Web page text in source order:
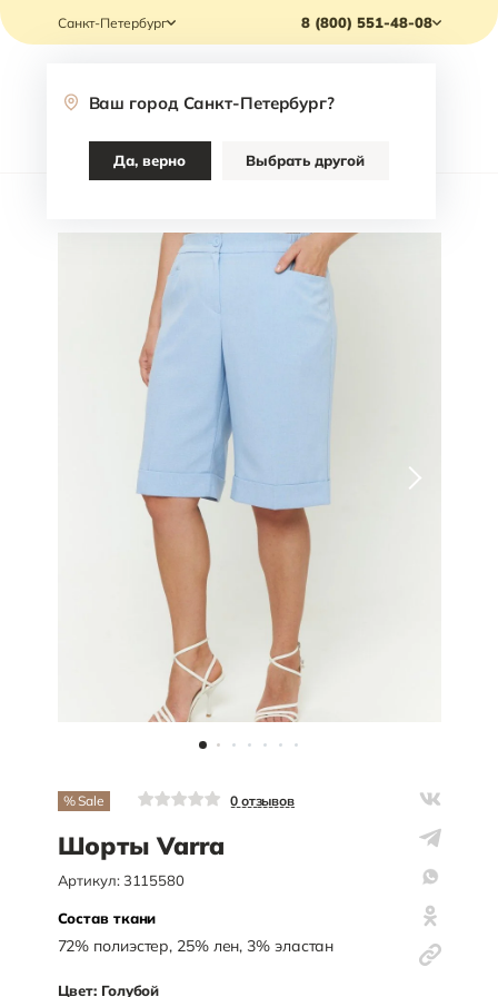
Санкт-Петербург
Ваш город Санкт-Петербург?
Да, верно Выбрать другой
8 (800) 551-48-08
Каталог
% Sale 0 отзывов
Шорты Varra
Артикул:3115580
Состав ткани
72% полиэстер, 25% лен, 3% эластан
Цвет: Голубой